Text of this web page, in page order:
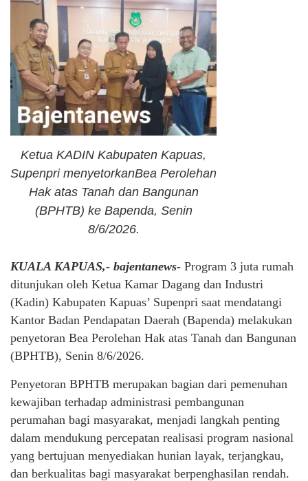
Ketua KADIN Kabupaten Kapuas,
Supenpri menyetorkanBea Perolehan
Hak atas Tanah dan Bangunan
(BPHTB) ke Bapenda, Senin
8/6/2026.
KUALA KAPUAS,- bajentanews- Program 3 juta rumah
ditunjukan oleh Ketua Kamar Dagang dan Industri
(Kadin) Kabupaten Kapuas’ Supenpri saat mendatangi
Kantor Badan Pendapatan Daerah (Bapenda) melakukan
penyetoran Bea Perolehan Hak atas Tanah dan Bangunan
(BPHTB), Senin 8/6/2026.
Penyetoran BPHTB merupakan bagian dari pemenuhan
kewajiban terhadap administrasi pembangunan
perumahan bagi masyarakat, menjadi langkah penting
dalam mendukung percepatan realisasi program nasional
yang bertujuan menyediakan hunian layak, terjangkau,
dan berkualitas bagi masyarakat berpenghasilan rendah.